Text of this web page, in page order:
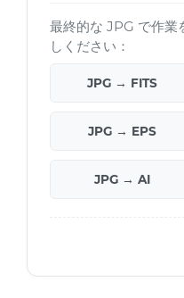
最終的な JPG で作業
しください：
JPG → FITS
JPG → EPS
JPG → AI